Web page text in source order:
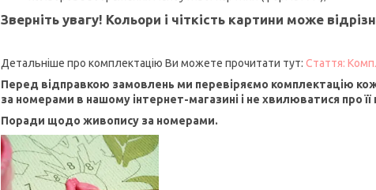
Зверніть увагу! Кольори і чіткість картини може
Детальніше про комплектацію Ви можете прочитати тут: Стаття:
Перед відправкою замовлень ми перевіряємо комплектацію
за номерами в нашому інтернет-магазині і не хвилюватися про її
Поради щодо живопису за номерами.